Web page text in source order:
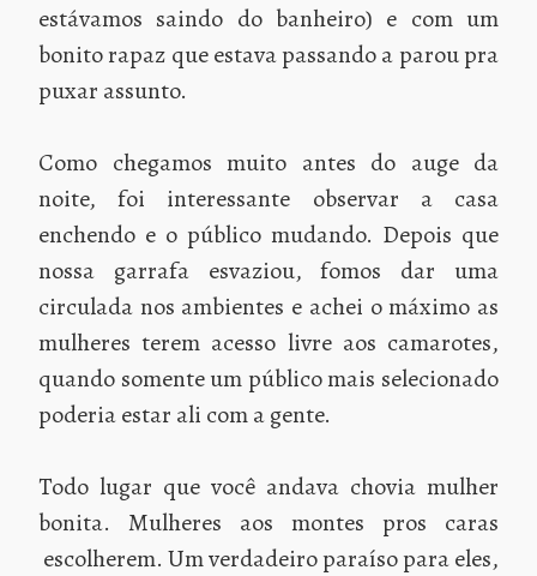
estávamos saindo do banheiro) e com um
bonito rapaz que estava passando a parou pra
puxar assunto.
Como chegamos muito antes do auge da
noite, foi interessante observar a casa
enchendo e o público mudando. Depois que
nossa garrafa esvaziou, fomos dar uma
circulada nos ambientes e achei o máximo as
mulheres terem acesso livre aos camarotes,
quando somente um público mais selecionado
poderia estar ali com a gente.
Todo lugar que você andava chovia mulher
bonita. Mulheres aos montes pros caras
escolherem. Um verdadeiro paraíso para eles,